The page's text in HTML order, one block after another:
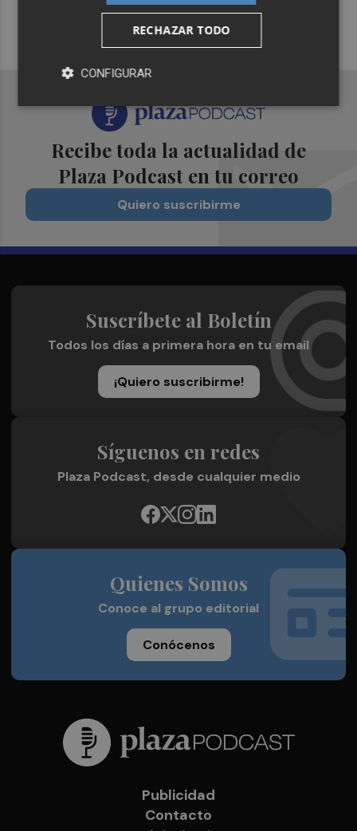
¡Quiero suscribirme!
Recibe toda la actualidad de
Plaza Podcast en tu correo
Quiero suscribirme
Suscríbete al Boletín
Todos los días a primera hora en tu email
¡Quiero suscribirme!
Síguenos en redes
Plaza Podcast, desde cualquier medio
Quienes Somos
Conoce al grupo editorial
Conócenos
Publicidad
Contacto
RECHAZAR TODO
CONFIGURAR